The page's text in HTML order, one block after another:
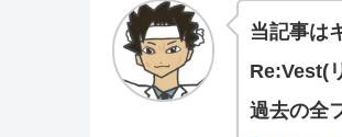
当記事は
Re:Vest(
過去の全